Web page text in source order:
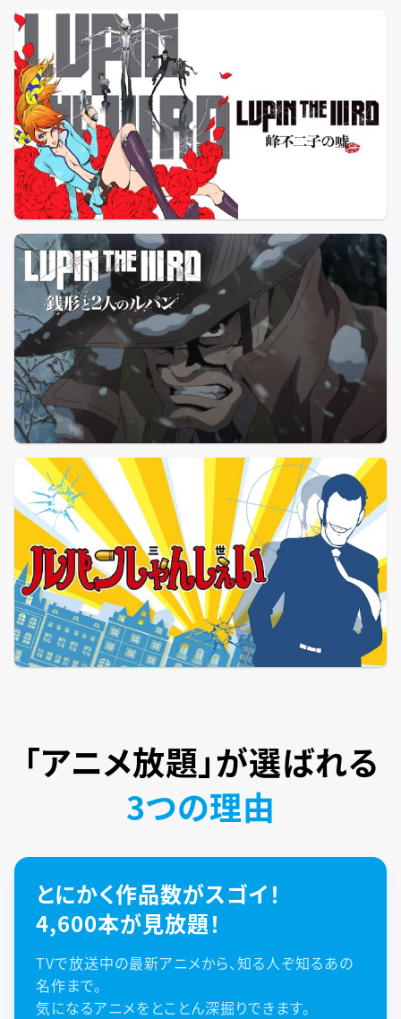
「アニメ放題」が選ばれる
3つの理由
とにかく作品数がスゴイ！
4,600本が見放題！
TVで放送中の最新アニメから、知る人ぞ知るあの
名作まで。
気になるアニメをとことん深掘りできます。